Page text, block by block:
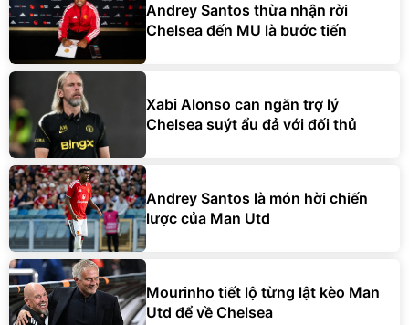
Andrey Santos thừa nhận rời
Chelsea đến MU là bước tiến
Xabi Alonso can ngăn trợ lý
Chelsea suýt ẩu đả với đối thủ
Andrey Santos là món hời chiến
lược của Man Utd
Mourinho tiết lộ từng lật kèo Man
Utd để về Chelsea